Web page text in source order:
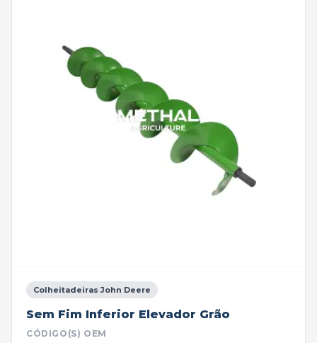
Colheitadeiras John Deere
Sem Fim Inferior Elevador Grão
CÓDIGO(S) OEM